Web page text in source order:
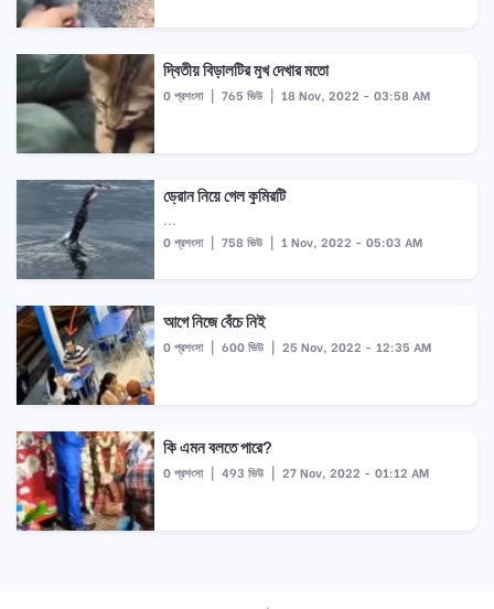
দ্বিতীয় বিড়ালটির মুখ দেখার মতো
0 প্রশংসা | 765 ভিউ | 18 Nov, 2022 - 03:58 AM
ড্রোন নিয়ে গেল কুমিরটি
...
0 প্রশংসা | 758 ভিউ | 1 Nov, 2022 - 05:03 AM
আগে নিজে বেঁচে নিই
0 প্রশংসা | 600 ভিউ | 25 Nov, 2022 - 12:35 AM
কি এমন বলতে পারে?
0 প্রশংসা | 493 ভিউ | 27 Nov, 2022 - 01:12 AM